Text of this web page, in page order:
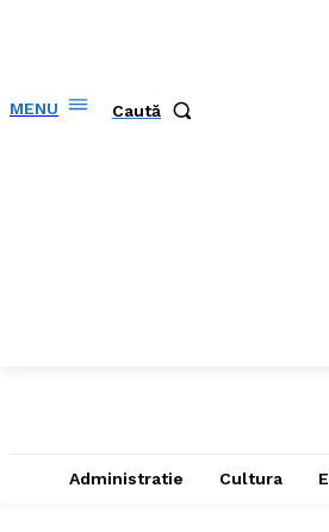
MENU Caută
Administratie Cultura